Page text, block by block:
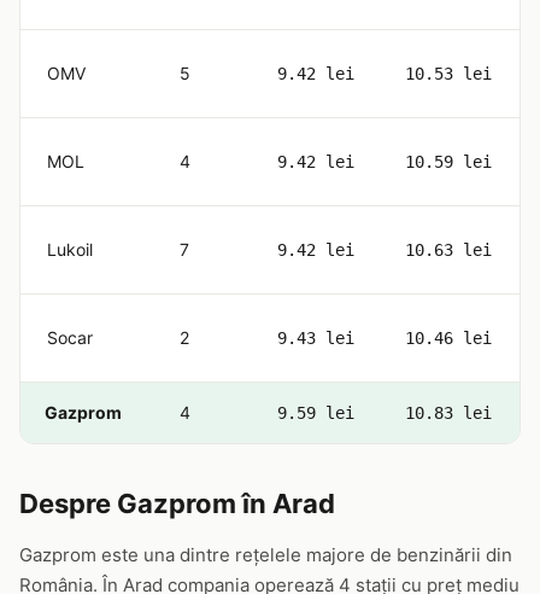
OMV 5 9.42 lei 10.53 lei
MOL 4 9.42 lei 10.59 lei
Lukoil 7 9.42 lei 10.63 lei
Socar 2 9.43 lei 10.46 lei
Gazprom 4 9.59 lei 10.83 lei
Despre Gazprom în Arad
Gazprom este una dintre rețelele majore de benzinării din
România. În Arad compania operează 4 stații cu preț mediu